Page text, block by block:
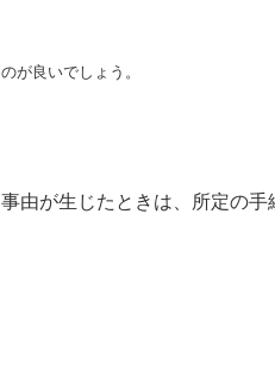
が良いでしょう。
由が生じたときは、所定の